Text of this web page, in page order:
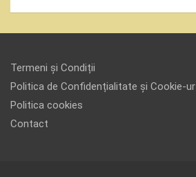
Termeni și Condiții
Politica de Confidențialitate și Cookie-ur
Politica cookies
Contact